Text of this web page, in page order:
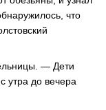
что
— Дети
утра до вечера